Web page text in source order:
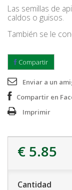
Las semillas de
caldos o guisos.
También se le
Compartir
Enviar a un
Compartir en
Imprimir
€ 5.85
Cantidad